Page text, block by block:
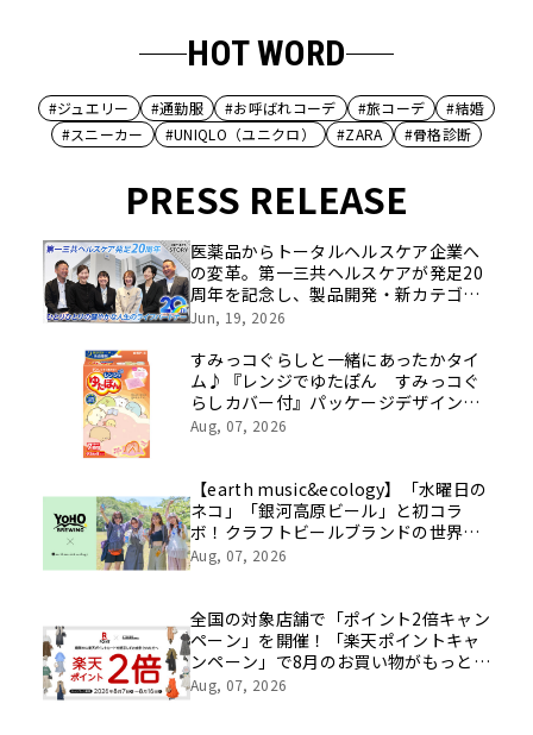
HOT WORD
#ジュエリー #通勤服 #お呼ばれコーデ #旅コーデ
#結婚
#スニーカー
#UNIQLO（ユニクロ） #ZARA #骨格診断
PRESS RELEASE
医薬品からトータルヘルスケア企業へ
の変革。第一三共ヘルスケアが発足20
周年を記念し、製品開発・新カテゴリ
挑戦の舞台や旧社統合時のエピソード
像を公開！
Jun, 19, 2026
すみっコぐらしと一緒にあったかタイ
ム♪『レンジでゆたぽん すみっコぐ
らしカバー付』パッケージデザインリ
ニューアル
Aug, 07, 2026
【earth music&ecology】「水曜日の
ネコ」「銀河高原ビール」と初コラ
ボ！クラフトビールブランドの世界観
を表現したアイテムが8月8日(土)発売
Aug, 07, 2026
全国の対象店舗で「ポイント2倍キャン
ペーン」を開催！「楽天ポイントキャ
ンペーン」で8月のお買い物がもっとお
得に！
Aug, 07, 2026